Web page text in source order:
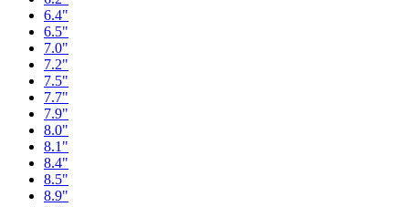
6.4"
6.5"
7.0"
7.2"
7.5"
7.7"
7.9"
8.0"
8.1"
8.4"
8.5"
8.9"